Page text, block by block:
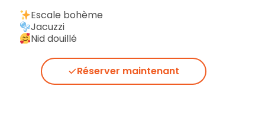
Escale bohème
Jacuzzi
Nid douillé
Réserver maintenant